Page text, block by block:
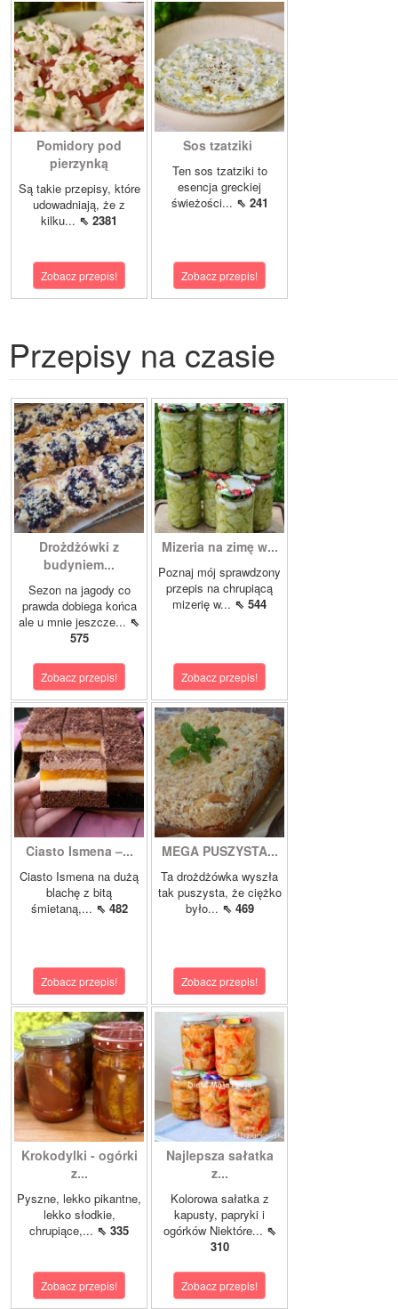
Pomidory pod
pierzynką
Są takie przepisy, które
udowadniają, że z
kilku... ⇖ 2381
Zobacz przepis!
Sos tzatziki
Ten sos tzatziki to
esencja greckiej
świeżości... ⇖ 241
Zobacz przepis!
Przepisy na czasie
Drożdżówki z
budyniem...
Sezon na jagody co
prawda dobiega końca
ale u mnie jeszcze... ⇖
575
Zobacz przepis!
Mizeria na zimę w...
Poznaj mój sprawdzony
przepis na chrupiącą
mizerię w... ⇖ 544
Zobacz przepis!
Ciasto Ismena –...
Ciasto Ismena na dużą
blachę z bitą
śmietaną,... ⇖ 482
Zobacz przepis!
MEGA PUSZYSTA...
Ta drożdżówka wyszła
tak puszysta, że ciężko
było... ⇖ 469
Zobacz przepis!
Krokodylki - ogórki
z...
Pyszne, lekko pikantne,
lekko słodkie,
chrupiące,... ⇖ 335
Zobacz przepis!
Najlepsza sałatka
z...
Kolorowa sałatka z
kapusty, papryki i
ogórków Niektóre... ⇖
310
Zobacz przepis!